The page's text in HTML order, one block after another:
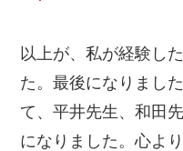
以上が、私が経験し
た。最後になりまし
て、平井先生、和田
になりました。心よ